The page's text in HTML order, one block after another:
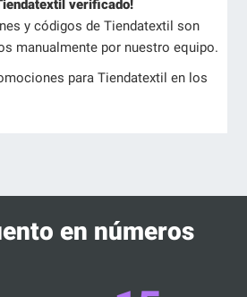
verificado!
y códigos de Tiendatextil son
manualmente por nuestro equipo.
para Tiendatextil en los
en números